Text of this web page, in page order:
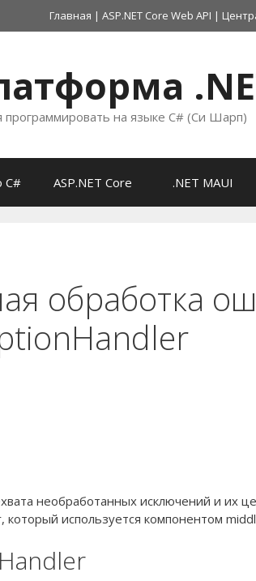
Главная | ASP.NET Core Web API |
программировать на языке C# (Си Шарп)
C# ASP.NET Core .NET MAUI
обработка
необработанных исключений и их
используется компонентом